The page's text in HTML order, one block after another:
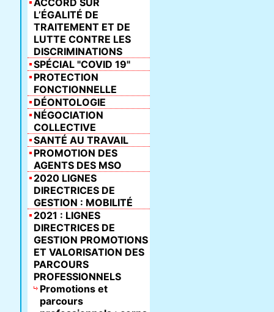
ACCORD SUR
L’ÉGALITÉ DE
TRAITEMENT ET DE
LUTTE CONTRE LES
DISCRIMINATIONS
SPÉCIAL "COVID 19"
PROTECTION
FONCTIONNELLE
DÉONTOLOGIE
NÉGOCIATION
COLLECTIVE
SANTÉ AU TRAVAIL
PROMOTION DES
AGENTS DES MSO
2020 LIGNES
DIRECTRICES DE
GESTION : MOBILITÉ
2021 : LIGNES
DIRECTRICES DE
GESTION PROMOTIONS
ET VALORISATION DES
PARCOURS
PROFESSIONNELS
Promotions et
parcours